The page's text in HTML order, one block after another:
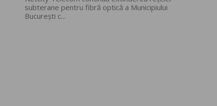
subterane pentru fibră optică a Municipiului
București c...